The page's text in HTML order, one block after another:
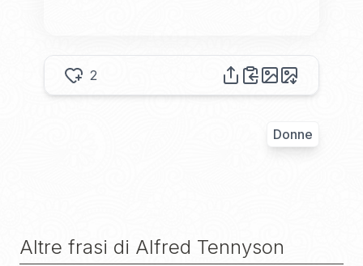
2
Donne
Altre frasi di Alfred Tennyson